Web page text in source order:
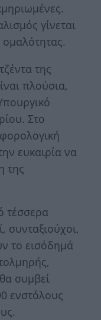
γίνεται
ομαλότητας.
της
πλούσια,
Στο
ευκαιρία να
της
τέσσερα
συνταξιούχοι,
το εισόδημά
συμβεί
ενστόλους